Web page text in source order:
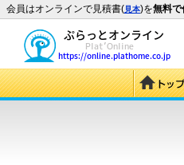
会員はオンラインで見積書(見本)を無料で